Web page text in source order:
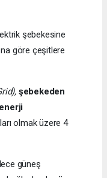
şebekesine
göre çeşitlere
şebekeden
olmak üzere 4
güneş